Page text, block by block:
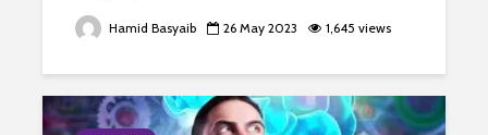
Hamid Basyaib 26 May 2023 1,645 views